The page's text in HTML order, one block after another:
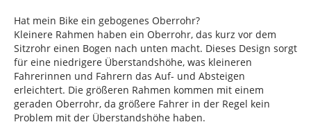
Hat mein Bike ein gebogenes Oberrohr?
Kleinere Rahmen haben ein Oberrohr, das kurz vor dem
Sitzrohr einen Bogen nach unten macht. Dieses Design sorgt
für eine niedrigere Überstandshöhe, was kleineren
Fahrerinnen und Fahrern das Auf- und Absteigen
erleichtert. Die größeren Rahmen kommen mit einem
geraden Oberrohr, da größere Fahrer in der Regel kein
Problem mit der Überstandshöhe haben.